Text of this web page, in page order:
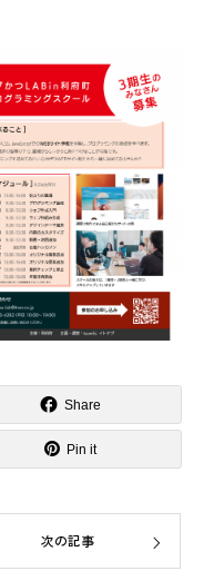
Share
Pin it
次の記事